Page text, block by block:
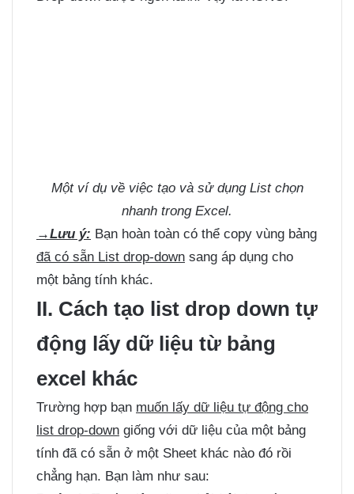
Một ví dụ về việc tạo và sử dụng List chọn
nhanh trong Excel.
→Lưu ý: Bạn hoàn toàn có thể copy vùng bảng
đã có sẵn List drop-down sang áp dụng cho
một bảng tính khác.
II. Cách tạo list drop down tự
động lấy dữ liệu từ bảng
excel khác
Trường hợp bạn muốn lấy dữ liệu tự động cho
list drop-down giống với dữ liệu của một bảng
tính đã có sẵn ở một Sheet khác nào đó rồi
chẳng hạn. Bạn làm như sau: